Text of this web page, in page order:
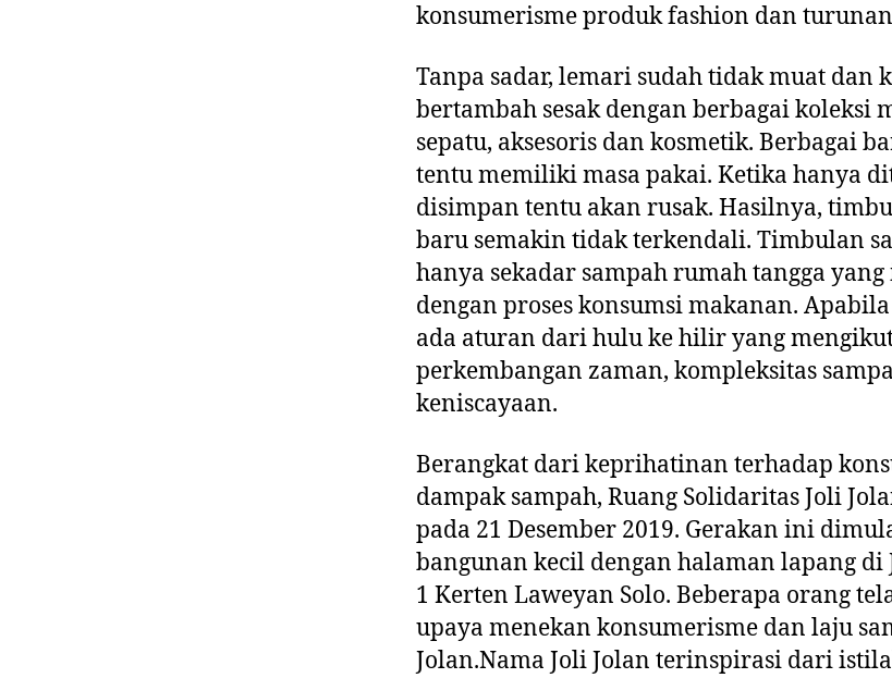
konsumerisme produk fashion dan
Tanpa sadar, lemari sudah tidak muat dan
bertambah sesak dengan berbagai koleksi
sepatu, aksesoris dan kosmetik. Berbagai
tentu memiliki masa pakai. Ketika hanya
disimpan tentu akan rusak. Hasilnya,
baru semakin tidak terkendali. Timbulan
hanya sekadar sampah rumah tangga
dengan proses konsumsi makanan.
ada aturan dari hulu ke hilir yang
perkembangan zaman, kompleksitas
keniscayaan.
Berangkat dari keprihatinan terhadap
dampak sampah, Ruang Solidaritas Joli
pada 21 Desember 2019. Gerakan ini
bangunan kecil dengan halaman lapang di
1 Kerten Laweyan Solo. Beberapa orang
upaya menekan konsumerisme dan laju
Jolan.Nama Joli Jolan terinspirasi dari